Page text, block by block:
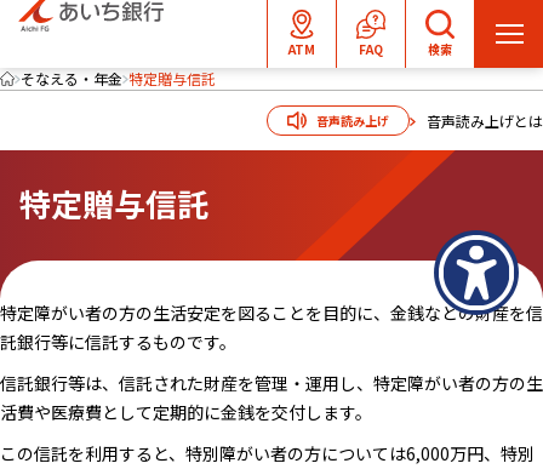
ATM FAQ 検索
メ
ニ
ー
そなえる・年金 特定贈与信託
音声読み上げ 音声読み上げとは
特定贈与信託
特定障がい者の方の生活安定を図ることを目的に、金銭などの財産を信
託銀行等に信託するものです。
信託銀行等は、信託された財産を管理・運用し、特定障がい者の方の生
活費や医療費として定期的に金銭を交付します。
この信託を利用すると、特別障がい者の方については6,000万円、特別